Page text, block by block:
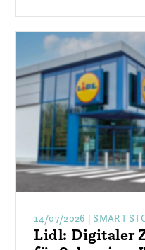
14/07/2026 | SMART
Lidl: Digitaler